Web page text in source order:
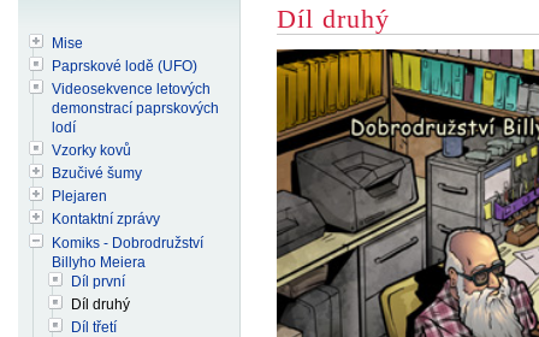
Díl druhý
Mise
Paprskové lodě (UFO)
Videosekvence letových
demonstrací paprskových
lodí
Vzorky kovů
Bzučivé šumy
Plejaren
Kontaktní zprávy
Komiks - Dobrodružství
Billyho Meiera
Díl první
Díl druhý
Díl třetí